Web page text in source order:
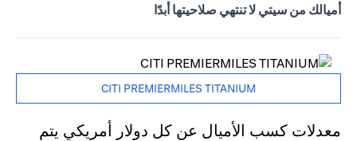
أميالك من سيتي لا تنتهي صلاحيتها أبدًا
CITI PREMIERMILES TITANIUM
معدلات كسب الأميال عن كل دولار أمريكي يتم